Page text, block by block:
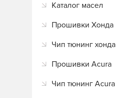
Каталог масел
Прошивки Хонда
Чип тюнинг хонда
Прошивки Acura
Чип тюнинг Acura